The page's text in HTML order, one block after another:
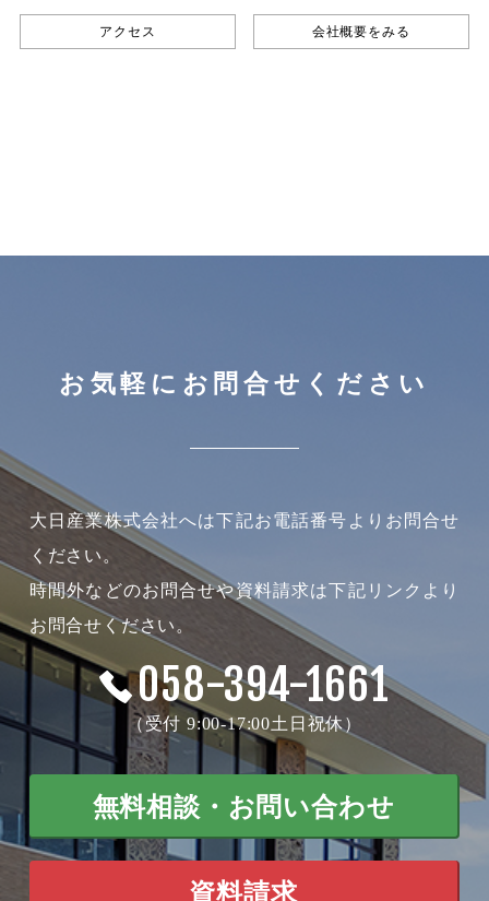
アクセス 会社概要をみる
お気軽にお問合せください
大日産業株式会社へは下記お電話番号よりお問合せ
ください。
時間外などのお問合せや資料請求は下記リンクより
お問合せください。
058-394-1661
（受付 9:00-17:00土日祝休）
無料相談・お問い合わせ
資料請求